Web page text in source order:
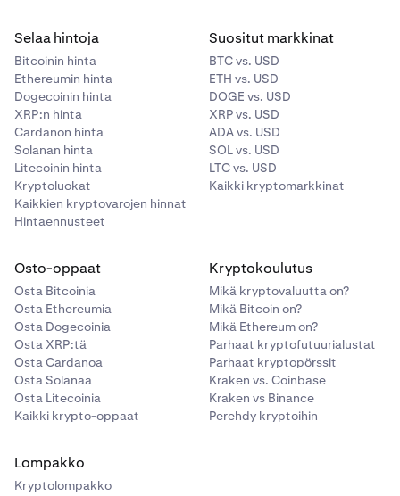
Selaa hintoja
Bitcoinin hinta
Ethereumin hinta
Dogecoinin hinta
XRP:n hinta
Cardanon hinta
Solanan hinta
Litecoinin hinta
Kryptoluokat
Kaikkien kryptovarojen hinnat
Hintaennusteet
Suositut markkinat
BTC vs. USD
ETH vs. USD
DOGE vs. USD
XRP vs. USD
ADA vs. USD
SOL vs. USD
LTC vs. USD
Kaikki kryptomarkkinat
Osto-oppaat
Osta Bitcoinia
Osta Ethereumia
Osta Dogecoinia
Osta XRP:tä
Osta Cardanoa
Osta Solanaa
Osta Litecoinia
Kaikki krypto-oppaat
Kryptokoulutus
Mikä kryptovaluutta on?
Mikä Bitcoin on?
Mikä Ethereum on?
Parhaat kryptofutuurialustat
Parhaat kryptopörssit
Kraken vs. Coinbase
Kraken vs Binance
Perehdy kryptoihin
Lompakko
Kryptolompakko